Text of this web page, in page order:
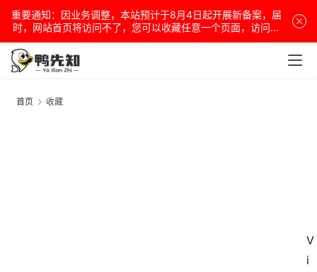
重要通知：因业务调整，本站预计于8月4日起开展新备案，届
时，网站首页将访问不了，您可以收藏任意一个页面，访问网
站！
首页 收藏
V
i